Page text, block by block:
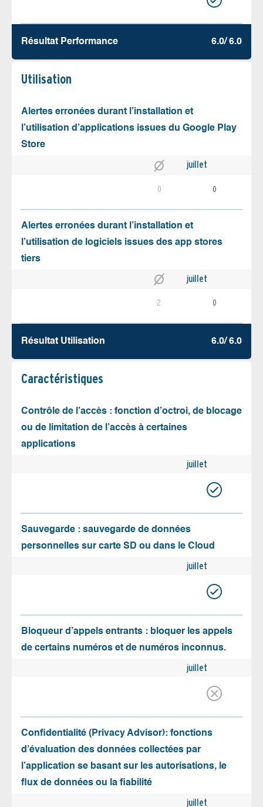
Résultat Performance 6.0/ 6.0
Utilisation
Alertes erronées durant l’installation et
l’utilisation d’applications issues du Google Play
Store
juillet
0 0
Alertes erronées durant l’installation et
l’utilisation de logiciels issues des app stores
tiers
juillet
2 0
Résultat Utilisation 6.0/ 6.0
Caractéristiques
Contrôle de l’accès : fonction d’octroi, de blocage
ou de limitation de l’accès à certaines
applications
juillet
Sauvegarde : sauvegarde de données
personnelles sur carte SD ou dans le Cloud
juillet
Bloqueur d’appels entrants : bloquer les appels
de certains numéros et de numéros inconnus.
juillet
Confidentialité (Privacy Advisor): fonctions
d’évaluation des données collectées par
l’application se basant sur les autorisations, le
flux de données ou la fiabilité
juillet